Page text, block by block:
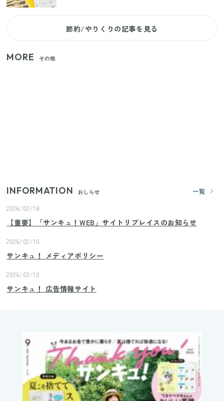
節約/やりくりの記事を見る
MORE その他
INFORMATION おしらせ
一覧
2026/02/18
【重要】「サンキュ！WEB」サイトリプレイスのお知らせ
2026/02/10
サンキュ！ メディアポリシー
2026/02/10
サンキュ！ 広告情報サイト